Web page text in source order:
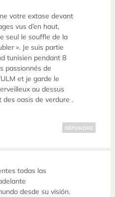
votre extase devant
vus d’en haut,
seul le souffle de la
». Je suis partie
tunisien pendant 8
passionnés de
et je garde le
au dessus
des oasis de verdure .
RÉPONDRE
todas las
desde su visión.